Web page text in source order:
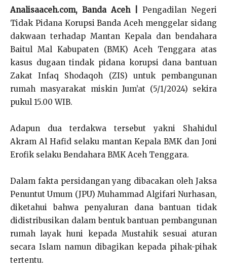
Analisaaceh.com, Banda Aceh |
Pengadilan Negeri
Tidak Pidana Korupsi Banda Aceh menggelar sidang
dakwaan terhadap Mantan Kepala dan bendahara
Baitul Mal Kabupaten (BMK) Aceh Tenggara atas
kasus dugaan tindak pidana korupsi dana bantuan
Zakat Infaq Shodaqoh (ZIS) untuk pembangunan
rumah masyarakat miskin Jum’at (5/1/2024) sekira
pukul 15.00 WIB.
Adapun dua terdakwa tersebut yakni Shahidul
Akram Al Hafid selaku mantan Kepala BMK dan Joni
Erofik selaku Bendahara BMK Aceh Tenggara.
Dalam fakta persidangan yang dibacakan oleh Jaksa
Penuntut Umum (JPU) Muhammad Algifari Nurhasan,
diketahui bahwa penyaluran dana bantuan tidak
didistribusikan dalam bentuk bantuan pembangunan
rumah layak huni kepada Mustahik sesuai aturan
secara Islam namun dibagikan kepada pihak-pihak
tertentu.